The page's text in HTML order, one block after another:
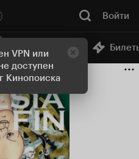
VPN или
доступен
Кинопоиска
Войти
Онлайн-кинотеатр